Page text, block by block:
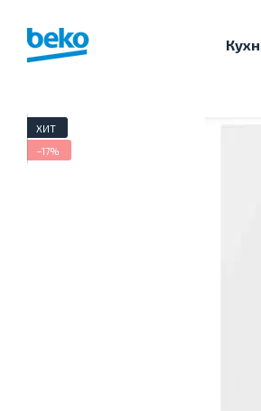
ХИТ
−17%